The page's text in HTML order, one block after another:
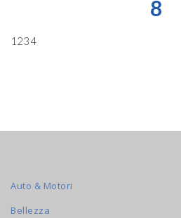
8
1234
Auto & Motori
Bellezza